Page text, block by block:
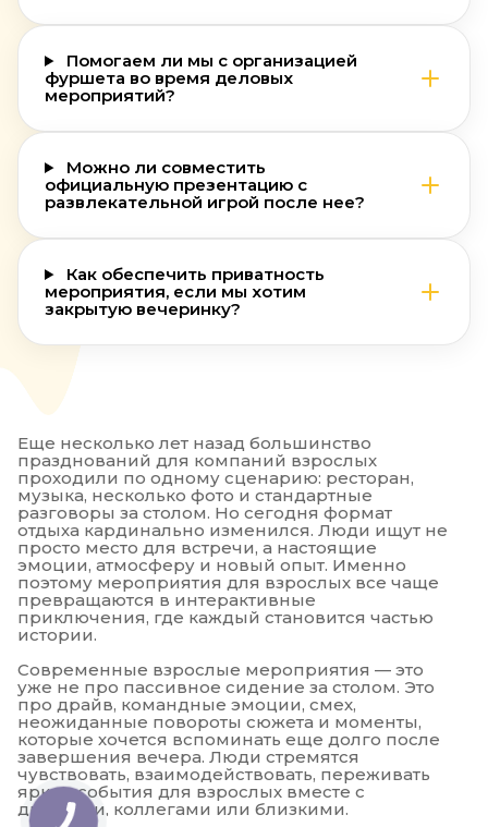
Помогаем ли мы с организацией
фуршета во время деловых
мероприятий?
Можно ли совместить
официальную презентацию с
развлекательной игрой после нее?
Как обеспечить приватность
мероприятия, если мы хотим
закрытую вечеринку?
Еще несколько лет назад большинство
празднований для компаний взрослых
проходили по одному сценарию: ресторан,
музыка, несколько фото и стандартные
разговоры за столом. Но сегодня формат
отдыха кардинально изменился. Люди ищут не
просто место для встречи, а настоящие
эмоции, атмосферу и новый опыт. Именно
поэтому мероприятия для взрослых все чаще
превращаются в интерактивные
приключения, где каждый становится частью
истории.
Современные взрослые мероприятия — это
уже не про пассивное сидение за столом. Это
про драйв, командные эмоции, смех,
неожиданные повороты сюжета и моменты,
которые хочется вспоминать еще долго после
завершения вечера. Люди стремятся
чувствовать, взаимодействовать, переживать
яркие события для взрослых вместе с
друзьями, коллегами или близкими.